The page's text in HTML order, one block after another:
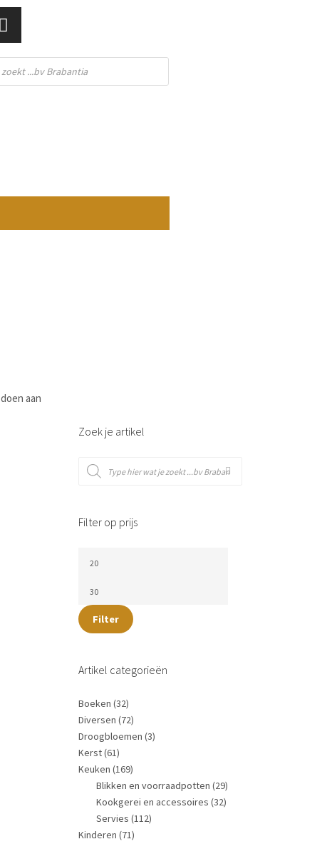
aan
Zoek je artikel
Filter op prijs
Filter
Artikel categorieën
Boeken (32)
Diversen (72)
Droogbloemen (3)
Kerst(61)
Keuken (169)
Blikken en voorraadpotten (29)
Kookgerei en accessoires (32)
Servies (112)
Kinderen (71)